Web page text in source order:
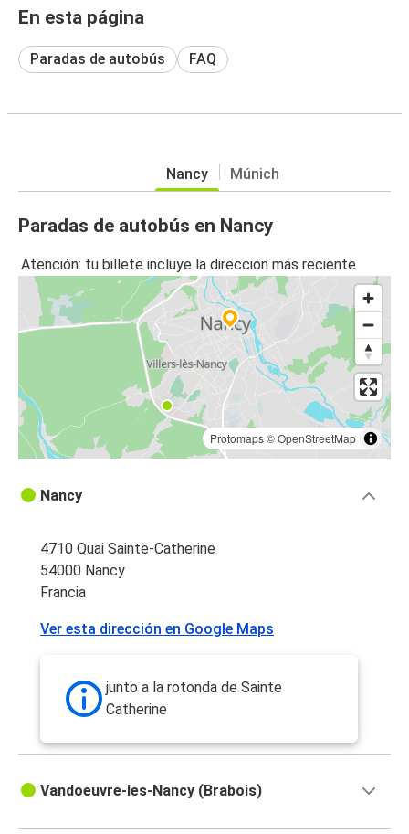
En esta página
Paradas de autobús FAQ
Nancy Múnich
Paradas de autobús en Nancy
Atención: tu billete incluye la dirección más reciente.
Protomaps©OpenStreetMap
Nancy
4710 Quai Sainte-Catherine
54000 Nancy
Francia
Ver esta dirección en Google Maps
junto a la rotonda de Sainte
Catherine
Vandoeuvre-les-Nancy (Brabois)